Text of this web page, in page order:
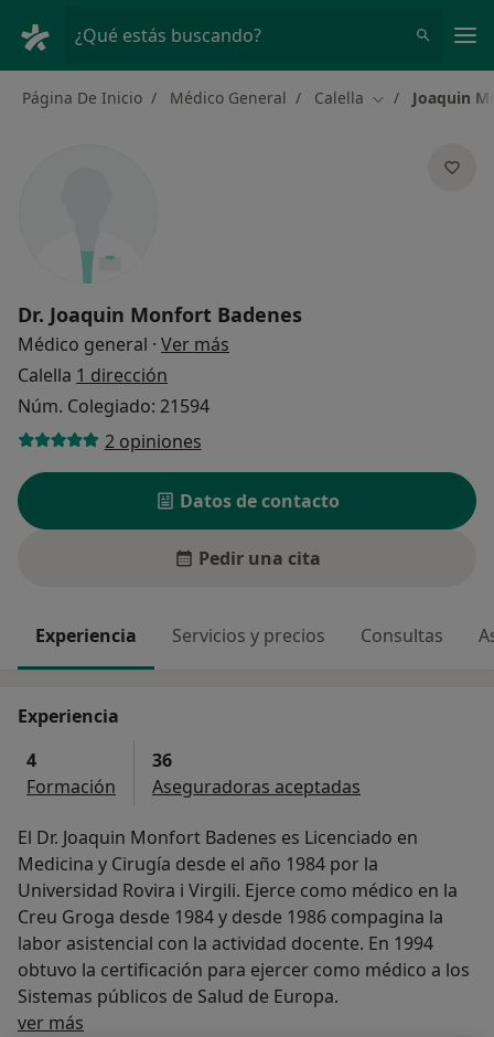
¿Qué estás buscando?
Página De Inicio Médico General Calella Cambiar de
Joaquin
Dr. Joaquin Monfort Badenes
Médico general · Ver más
Calella 1 dirección
Núm. Colegiado: 21594
2 opiniones
Datos de contacto
Pedir una cita
Experiencia Servicios y precios Consultas
Experiencia
4
Formación
36
Aseguradoras aceptadas
El Dr. Joaquin Monfort Badenes es Licenciado en
Medicina y Cirugía desde el año 1984 por la
Universidad Rovira i Virgili. Ejerce como médico en la
Creu Groga desde 1984 y desde 1986 compagina la
labor asistencial con la actividad docente. En 1994
obtuvo la certificación para ejercer como médico a los
Sistemas públicos de Salud de Europa.
ver más